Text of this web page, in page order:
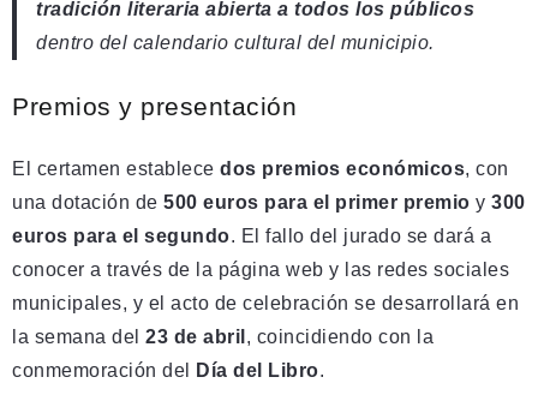
tradición literaria abierta a todos los públicos
dentro del calendario cultural del municipio.
Premios y presentación
El certamen establece dos premios económicos, con
una dotación de 500 euros para el primer premio y 300
euros para el segundo. El fallo del jurado se dará a
conocer a través de la página web y las redes sociales
municipales, y el acto de celebración se desarrollará en
la semana del 23 de abril , coincidiendo con la
conmemoración del
Día del Libro.